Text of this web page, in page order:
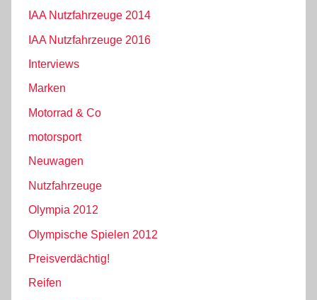
IAA Nutzfahrzeuge 2014
IAA Nutzfahrzeuge 2016
Interviews
Marken
Motorrad & Co
motorsport
Neuwagen
Nutzfahrzeuge
Olympia 2012
Olympische Spielen 2012
Preisverdächtig!
Reifen